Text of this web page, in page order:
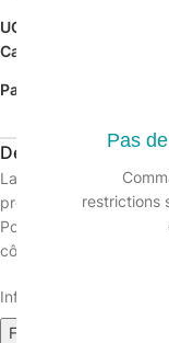
Pas
restrictions
UGS :
Catégorie :
Partager:
Description
La perche Optiloc de
professionnelle
Poignées et bagues
cône de sécurité.
Informations sur le
Fiche technique